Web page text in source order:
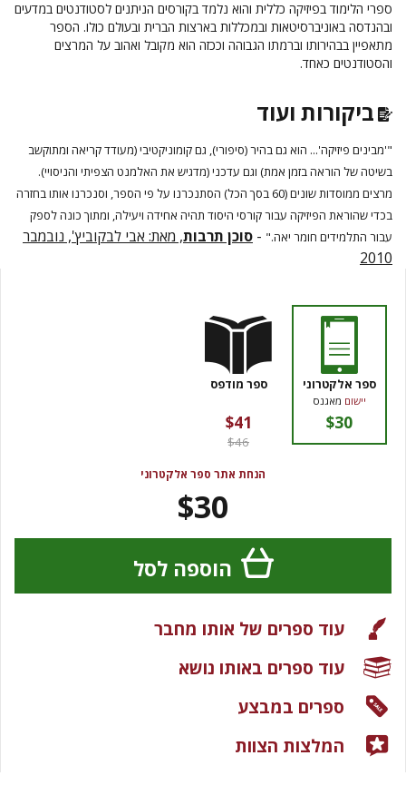
ספרי הלימוד בפיזיקה כללית והוא נלמד בקורסים הניתנים לסטודנטים במדעים
ובהנדסה באוניברסיטאות ובמכללות בארצות הברית ובעולם כולו. הספר
מתאפיין בבהירותו וברמתו הגבוהה וככזה הוא מקובל ואהוב על המרצים
והסטודנטים כאחד.
ביקורות ועוד
"'מבינים פיזיקה'... הוא גם בהיר (סיפורי), גם קומוניקטיבי (מעודד קריאה ומתוקשב
בשיטה של הוראה בזמן אמת) וגם עדכני (מדגיש את האלמנט הצפיתי והניסויי).
מרצים ממוסדות שונים (60 בסך הכל) הסתנכרנו על פי הספר, וסנכרנו אותו בחזרה
בכדי שהוראת הפיזיקה עבור קורסי היסוד תהיה אחידה ויעילה, ומתוך כונה לספק
עבור התלמידים חומר יאה." - סוכן תרבות, מאת: אבי לבקוביץ', נובמבר
2010
ספר אלקטרוני
יישום מאגנס
$30
ספר מודפס
$41
$46
הנחת אתר ספר אלקטרוני
$30
הוספה לסל
עוד ספרים של אותו מחבר
עוד ספרים באותו נושא
ספרים במבצע
המלצות הצוות